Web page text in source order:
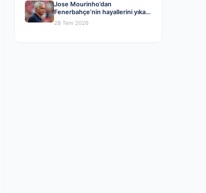
Jose Mourinho’dan
Fenerbahçe’nin hayallerini yıkan
haber geldi!
28 Tem 2026